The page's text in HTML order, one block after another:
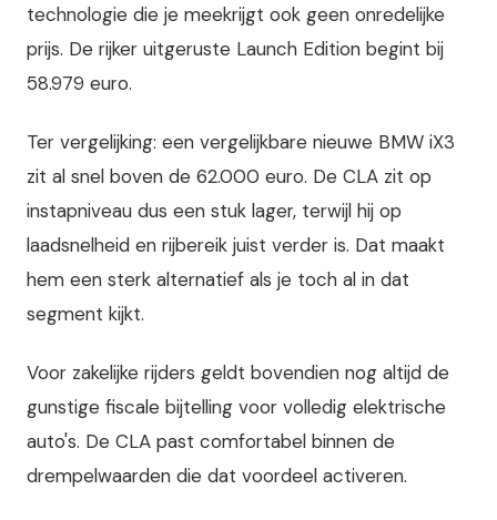
technologie die je meekrijgt ook geen onredelijke
prijs. De rijker uitgeruste Launch Edition begint bij
58.979 euro.
Ter vergelijking: een vergelijkbare nieuwe BMW iX3
zit al snel boven de 62.000 euro. De CLA zit op
instapniveau dus een stuk lager, terwijl hij op
laadsnelheid en rijbereik juist verder is. Dat maakt
hem een sterk alternatief als je toch al in dat
segment kijkt.
Voor zakelijke rijders geldt bovendien nog altijd de
gunstige fiscale bijtelling voor volledig elektrische
auto's. De CLA past comfortabel binnen de
drempelwaarden die dat voordeel activeren.